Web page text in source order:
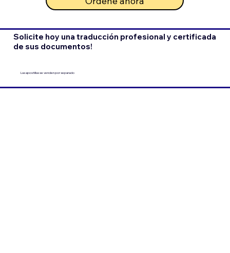
Solicite hoy una traducción profesional y certificada
de sus documentos!
Las apostillas se venden por separado